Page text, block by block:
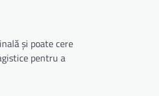
și poate cere
pentru a